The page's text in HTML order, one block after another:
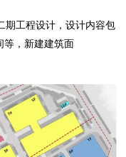
期工程设计，设计内容包
等，新建建筑面